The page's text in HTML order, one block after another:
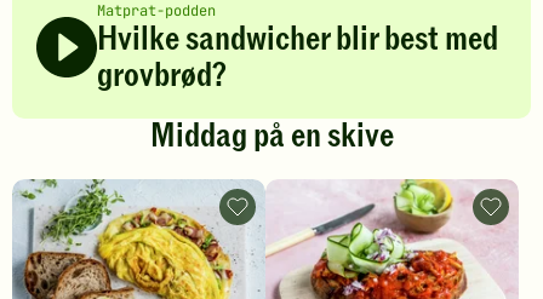
Matprat-podden
Hvilke sandwicher blir best med
grovbrød?
Middag på en skive
Omelett
med
bacon
og
purre
Skive
med
makrell
tomat